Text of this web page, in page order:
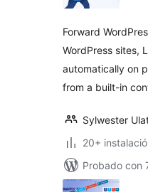
Forward
WordPress sites,
automatically on
from a built-in
Sylwester
20+
Probado con